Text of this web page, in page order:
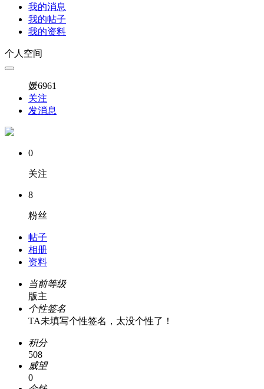
我的消息
我的帖子
我的资料
个人空间
媛6961
关注
发消息
0
关注
8
粉丝
帖子
相册
资料
当前等级
版主
个性签名
TA未填写个性签名，太没个性了！
积分
508
威望
0